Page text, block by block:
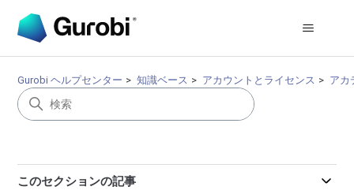
Gurobi ヘルプセンター 知識ベース アカウントとライセンス アカ
このセクションの記事